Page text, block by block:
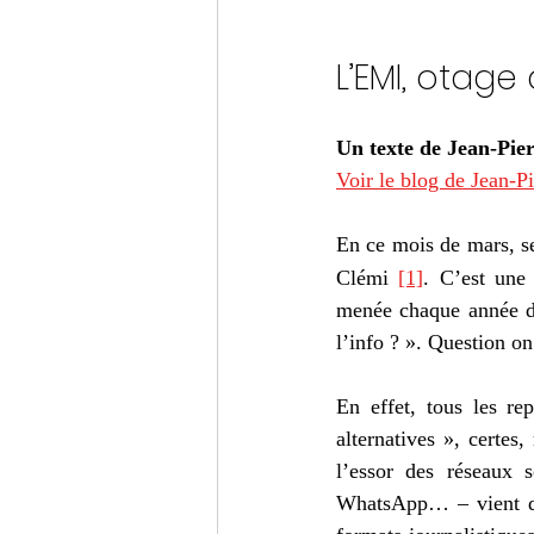
L’EMI,
Un texte de Jean-
Voir le blog de Jean-
En ce mois de mars,
Clémi [1]. C’est
menée chaque année
l’info ? ». Question
En effet, tous les
alternatives »,
l’essor des réseaux
WhatsApp… – vient